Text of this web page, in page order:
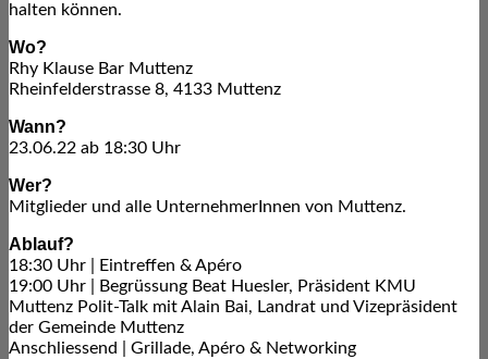
halten können.
Wo?
Rhy Klause Bar Muttenz
Rheinfelderstrasse 8, 4133 Muttenz
Wann?
23.06.22 ab 18:30 Uhr
Wer?
Mitglieder und alle UnternehmerInnen von Muttenz.
Ablauf?
18:30 Uhr | Eintreffen & Apéro
19:00 Uhr | Begrüssung Beat Huesler, Präsident KMU
Muttenz Polit-Talk mit Alain Bai, Landrat und Vizepräsident
der Gemeinde Muttenz
Anschliessend | Grillade, Apéro & Networking